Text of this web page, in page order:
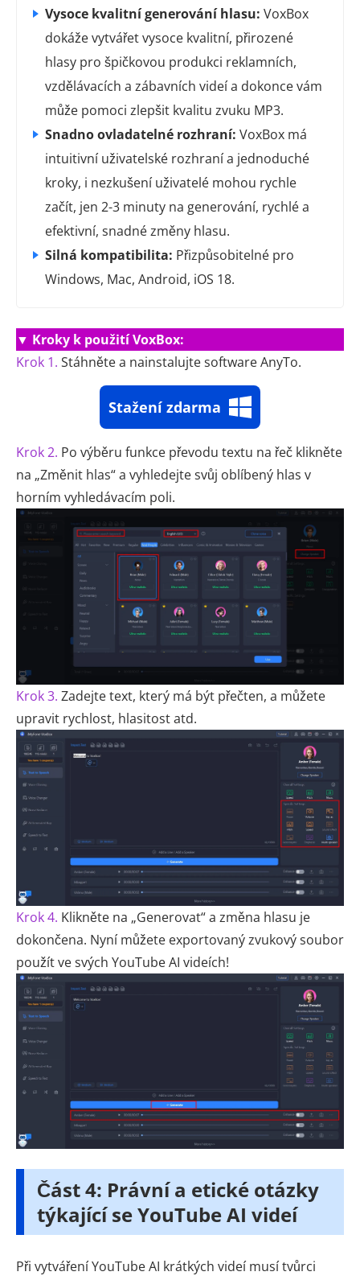
Vysoce kvalitní generování hlasu: VoxBox
dokáže vytvářet vysoce kvalitní, přirozené
hlasy pro špičkovou produkci reklamních,
vzdělávacích a zábavních videí a dokonce vám
může pomoci zlepšit kvalitu zvuku MP3.
Snadno ovladatelné rozhraní: VoxBox má
intuitivní uživatelské rozhraní a jednoduché
kroky, i nezkušení uživatelé mohou rychle
začít, jen 2-3 minuty na generování, rychlé a
efektivní, snadné změny hlasu.
Silná kompatibilita: Přizpůsobitelné pro
Windows, Mac, Android, iOS 18.
▼ Kroky k použití VoxBox:
Krok 1. Stáhněte a nainstalujte software AnyTo.
Stažení zdarma
Krok 2. Po výběru funkce převodu textu na řeč klikněte
na „Změnit hlas“ a vyhledejte svůj oblíbený hlas v
horním vyhledávacím poli.
Krok 3. Zadejte text, který má být přečten, a můžete
upravit rychlost, hlasitost atd.
Krok 4. Klikněte na „Generovat“ a změna hlasu je
dokončena. Nyní můžete exportovaný zvukový soubor
použít ve svých YouTube AI videích!
Část 4: Právní a etické otázky
týkající se YouTube AI videí
Při vytváření YouTube AI krátkých videí musí tvůrci